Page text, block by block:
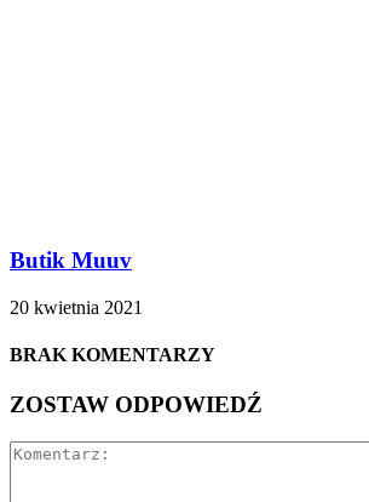
Butik Muuv
20 kwietnia 2021
BRAK KOMENTARZY
ZOSTAW ODPOWIEDŹ